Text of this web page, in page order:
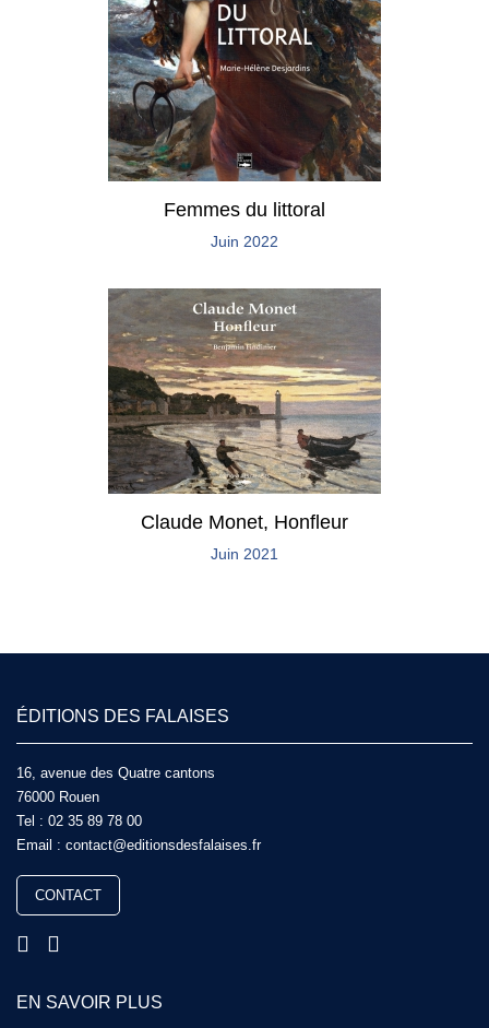
Femmes du littoral
Juin 2022
Claude Monet, Honfleur
Juin 2021
ÉDITIONS DES FALAISES
16, avenue des Quatre cantons
76000 Rouen
Tel : 02 35 89 78 00
Email : contact@editionsdesfalaises.fr
CONTACT
EN SAVOIR PLUS